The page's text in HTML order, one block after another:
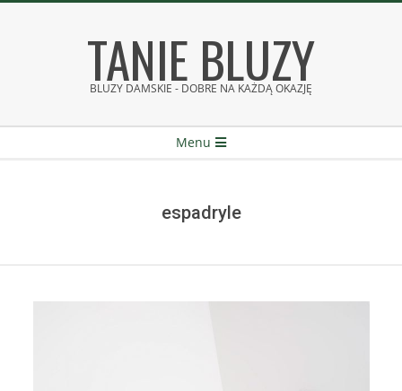
TANIE BLUZY
BLUZY DAMSKIE - DOBRE NA KAŻDĄ OKAZJĘ
Menu
espadryle